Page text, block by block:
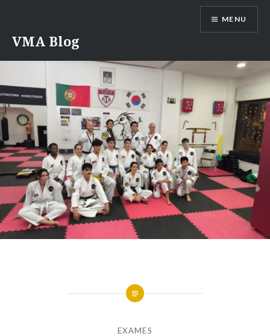
conteúdo
VMA Blog
MENU
EXAMES